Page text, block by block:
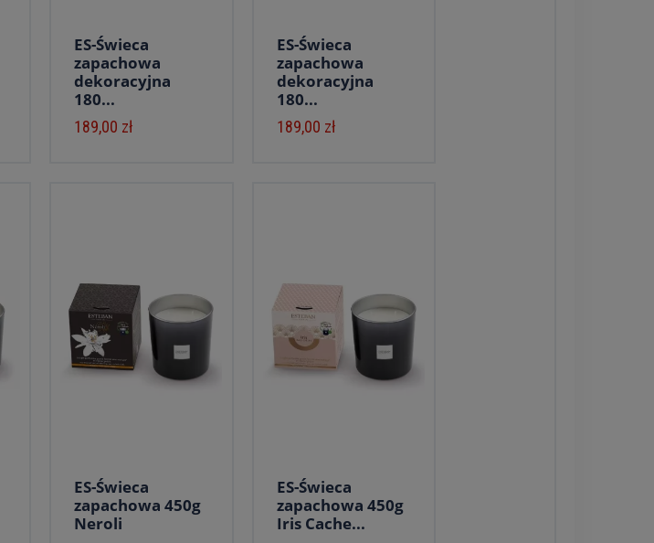
ES-Świeca
zapachowa
dekoracyjna
180...
189,00 zł
ES-Świeca
zapachowa
dekoracyjna
180...
189,00 zł
ES-Świeca
zapachowa 450g
Neroli
ES-Świeca
zapachowa 450g
Iris Cache...